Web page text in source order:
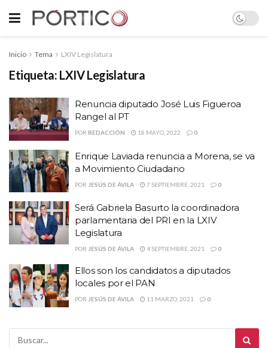
Inicio Tema LXIV Legislatura
Etiqueta: LXIV Legislatura
Renuncia diputado José Luis Figueroa
Rangel al PT
POR REDACCIÓN 18 MAYO, 2022 0
Enrique Laviada renuncia a Morena, se va
a Movimiento Ciudadano
POR JESÚS DE ÁVILA 7 SEPTIEMBRE, 2021 0
Será Gabriela Basurto la coordinadora
parlamentaria del PRI en la LXIV
Legislatura
POR JESÚS DE ÁVILA 4 SEPTIEMBRE, 2021 0
Ellos son los candidatos a diputados
locales por el PAN
POR JESÚS DE ÁVILA 11 MARZO, 2021 0